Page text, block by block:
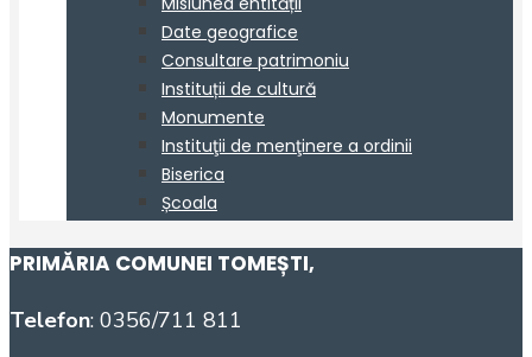
PRIMĂRIA COMUNEI TOMEȘTI,
Telefon: 0356/711 811